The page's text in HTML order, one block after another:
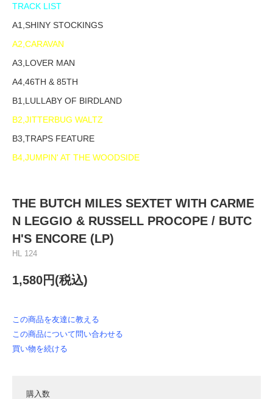
TRACK LIST
A1,SHINY STOCKINGS
A2,CARAVAN
A3,LOVER MAN
A4,46TH & 85TH
B1,LULLABY OF BIRDLAND
B2,JITTERBUG WALTZ
B3,TRAPS FEATURE
B4,JUMPIN' AT THE WOODSIDE
THE BUTCH MILES SEXTET WITH CARME
N LEGGIO & RUSSELL PROCOPE / BUTC
H'S ENCORE (LP)
HL 124
1,580円(税込)
この商品を友達に教える
この商品について問い合わせる
買い物を続ける
購入数